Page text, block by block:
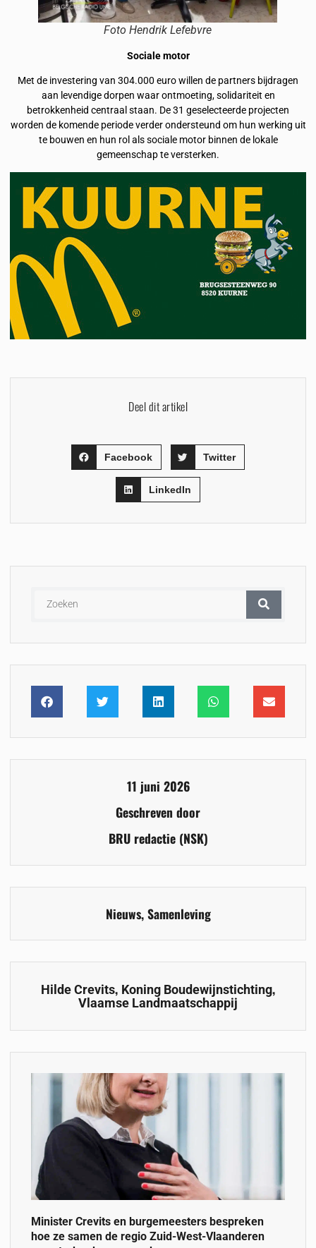
Foto Hendrik Lefebvre
Sociale motor
Met de investering van 304.000 euro willen de partners bijdragen
aan levendige dorpen waar ontmoeting, solidariteit en
betrokkenheid centraal staan. De 31 geselecteerde projecten
worden de komende periode verder ondersteund om hun werking uit
te bouwen en hun rol als sociale motor binnen de lokale
gemeenschap te versterken.
Deel dit artikel
Facebook Twitter
LinkedIn
11 juni 2026
Geschreven door
BRU redactie (NSK)
Nieuws,Samenleving
Hilde Crevits, Koning Boudewijnstichting,
Vlaamse Landmaatschappij
Minister Crevits en burgemeesters bespreken
hoe ze samen de regio Zuid-West-Vlaanderen